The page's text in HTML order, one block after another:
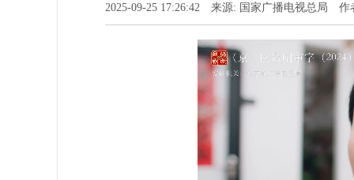
2025-09-25 17:26:42 来源: 国家广播电视总局 作